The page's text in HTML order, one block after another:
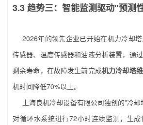
3.3 趋势三：智能监测驱动"预测
2026年的领先企业已开始在机力冷却
传感器、温度传感器和油液分析装置，通
剩余寿命，在故障发生前完成机力冷却塔
机时间降低70%以上。
上海良机冷却设备有限公司独创的"冷
对循环水系统进行72小时连续监测，生